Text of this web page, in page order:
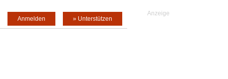
» Unterstützen
Anmelden